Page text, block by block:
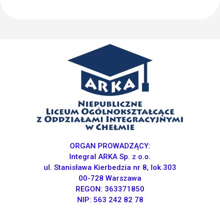
ORGAN PROWADZĄCY:
Integral ARKA Sp. z o.o.
ul. Stanisława Kierbedzia nr 8, lok.303
00-728 Warszawa
REGON: 363371850
NIP: 563 242 82 78